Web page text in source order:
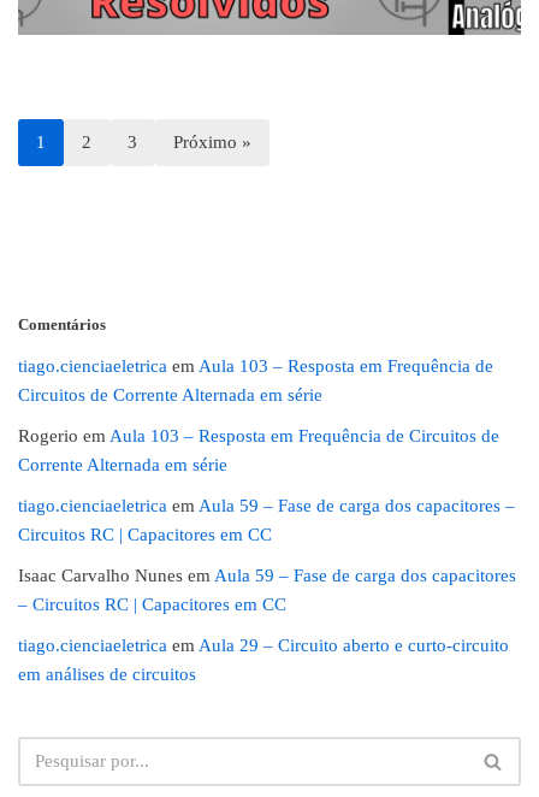
1 2 3 Próximo »
Comentários
tiago.cienciaeletrica em Aula 103 – Resposta em Frequência de
Circuitos de Corrente Alternada em série
Rogerio em Aula 103 – Resposta em Frequência de Circuitos de
Corrente Alternada em série
tiago.cienciaeletrica em Aula 59 – Fase de carga dos capacitores –
Circuitos RC | Capacitores em CC
Isaac Carvalho Nunes em Aula 59 – Fase de carga dos capacitores
– Circuitos RC | Capacitores em CC
tiago.cienciaeletrica em Aula 29 – Circuito aberto e curto-circuito
em análises de circuitos